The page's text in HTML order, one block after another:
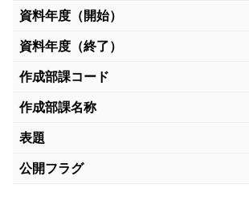
資料年度（開始）
資料年度（終了）
作成部課コード
作成部課名称
表題
公開フラグ